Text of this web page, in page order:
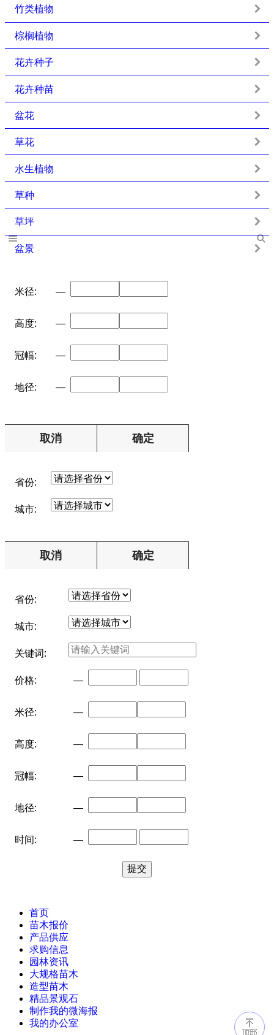
竹类植物
棕榈植物
花卉种子
花卉种苗
盆花
草花
水生植物
草种
草坪
盆景
米径: —
高度: —
冠幅: —
地径: —
取消 确定
省份:
城市:
取消 确定
省份:
城市:
关键词:
价格: —
米径: —
高度: —
冠幅: —
地径: —
时间: —
首页
苗木报价
产品供应
求购信息
园林资讯
大规格苗木
造型苗木
精品景观石
制作我的微海报
我的办公室